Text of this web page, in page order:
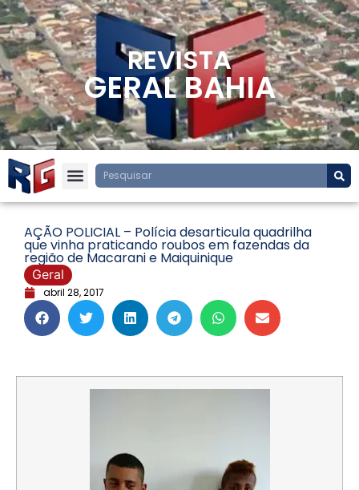
REVISTA
GERAL BAHIA
AÇÃO POLICIAL – Polícia desarticula quadrilha
que vinha praticando roubos em fazendas da
região de Macarani e Maiquinique
Geral
abril 28, 2017